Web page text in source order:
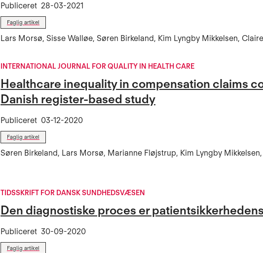
Publiceret 28-03-2021
Faglig artikel
Lars Morsø, Sisse Walløe, Søren Birkeland, Kim Lyngby Mikkelsen,
INTERNATIONAL JOURNAL FOR QUALITY IN HEALTH CARE
Healthcare inequality in compensation claims
Danish register-based study
Publiceret 03-12-2020
Faglig artikel
Søren Birkeland, Lars Morsø, Marianne Fløjstrup, Kim Lyngby
TIDSSKRIFT FOR DANSK SUNDHEDSVÆSEN
Den diagnostiske proces er
Publiceret 30-09-2020
Faglig artikel